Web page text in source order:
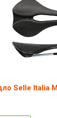
Selle Italia